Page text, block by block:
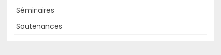
Séminaires
Soutenances